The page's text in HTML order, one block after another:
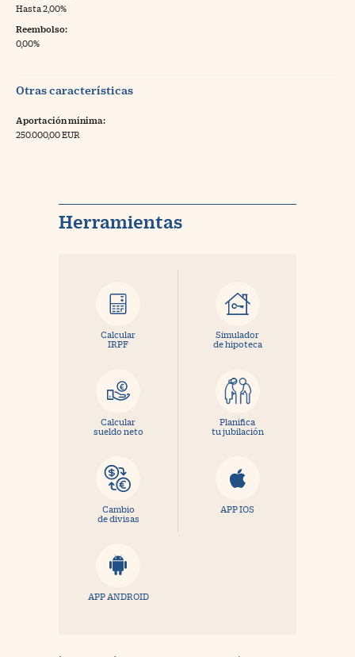
Hasta 2,00%
Reembolso:
0,00%
Otras características
Aportación mínima:
250.000,00 EUR
Herramientas
Calcular
IRPF
Simulador
de hipoteca
Calcular
sueldo neto
Planifica
tu jubilación
Cambio
de divisas
APP IOS
APP ANDROID